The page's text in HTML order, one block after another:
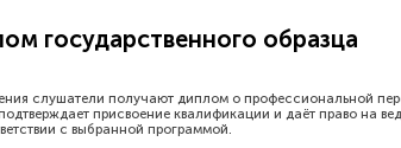
государственного образца
слушатели получают диплом о профессиональной
присвоение квалификации и даёт право на
с выбранной программой.